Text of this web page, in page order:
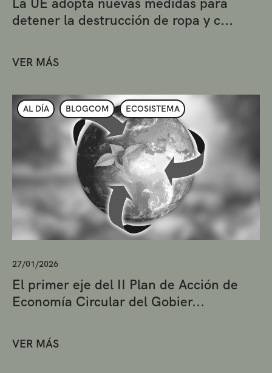
detener la destrucción de ropa y c...
VER MÁS
AL DÍA BLOGCOM ECOSISTEMA
27/01/2026
El primer eje del II Plan de Acción de
Economía Circular del Gobier...
VER MÁS